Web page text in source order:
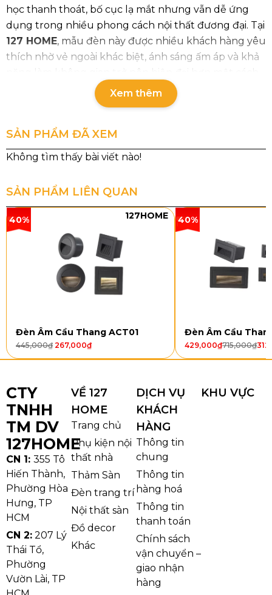
học thanh thoát, bố cục lạ mắt nhưng vẫn dễ ứng
dụng trong nhiều phong cách nội thất đương đại. Tại
127 HOME, mẫu đèn này được nhiều khách hàng yêu
thích nhờ vẻ ngoài khác biệt, ánh sáng ấm áp và khả
năng làm không gian trở nên hiện đại hơn một cách
Thông số chi tiết sản phẩm
Chất liệu: Hợp kim sơn tĩnh điện
Kích thước: L1200
Kích thước thùng: 127 x 47 x 12 cm
Thông số đèn thả thiết kế TTK121
Kiểu dáng và chất liệu đèn thả
Xem thêm
SẢN PHẨM ĐÃ XEM
SẢN PHẨM LIÊN QUAN
40% 127HOME
Đèn Âm Cầu Thang ACT01
445,000₫ 267,000₫
40%
Đèn Âm Cầu
715,000₫
429,000₫
CTY
TNHH
TM DV
127HOME
CN 1: 355 Tô
Hiến Thành,
Phường Hòa
Hưng, TP
HCM
CN 2: 207 Lý
Thái Tổ,
Phường
Vườn Lài, TP
VỀ 127
HOME
Trang chủ
Phụ kiện nội
thất nhà
Thảm Sàn
Đèn trang trí
Nội thất sàn
Đồ decor
Khác
DỊCH VỤ
KHÁCH
HÀNG
Thông tin
chung
Thông tin
hàng hoá
Thông tin
thanh toán
Chính sách
vận chuyển –
giao nhận
hàng
KHU VỰC